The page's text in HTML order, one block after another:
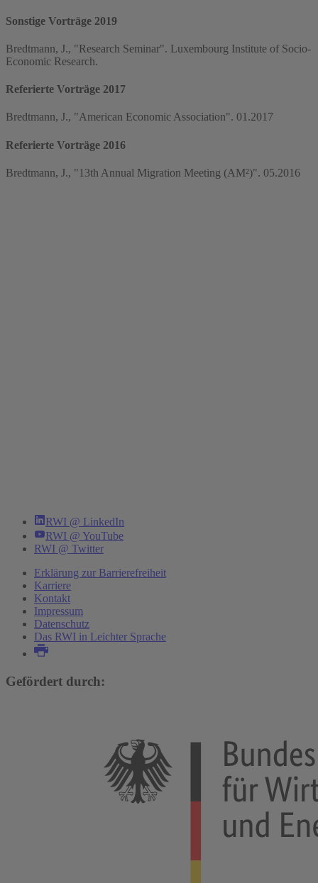
Sonstige Vorträge 2019
Bredtmann, J., "Research Seminar". Luxembourg Institute of Socio-
Economic Research.
Referierte Vorträge 2017
Bredtmann, J., "American Economic Association". 01.2017
Referierte Vorträge 2016
Bredtmann, J., "13th Annual Migration Meeting (AM²)". 05.2016
RWI @ LinkedIn
RWI @ YouTube
RWI @ Twitter
Erklärung zur Barrierefreiheit
Karriere
Kontakt
Impressum
Datenschutz
Das RWI in Leichter Sprache
Gefördert durch: